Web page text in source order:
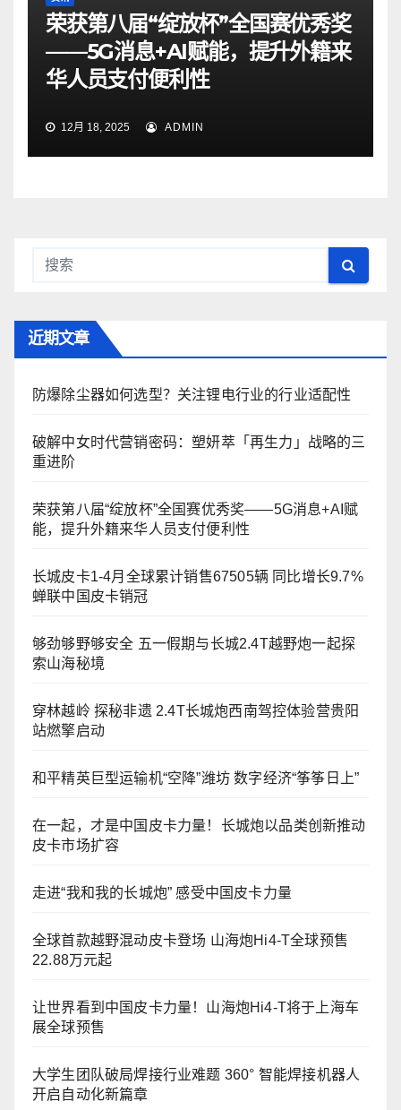
荣获第八届“绽放杯”全国赛优秀奖
——5G消息+AI赋能，提升外籍来
华人员支付便利性
12月 18, 2025 ADMIN
近期文章
防爆除尘器如何选型？关注锂电行业的行业适配性
破解中女时代营销密码：塑妍萃「再生力」战略的三
重进阶
荣获第八届“绽放杯”全国赛优秀奖——5G消息+AI赋
能，提升外籍来华人员支付便利性
长城皮卡1-4月全球累计销售67505辆 同比增长9.7%
蝉联中国皮卡销冠
够劲够野够安全 五一假期与长城2.4T越野炮一起探
索山海秘境
穿林越岭 探秘非遗 2.4T长城炮西南驾控体验营贵阳
站燃擎启动
和平精英巨型运输机“空降”潍坊 数字经济“筝筝日上”
在一起，才是中国皮卡力量！长城炮以品类创新推动
皮卡市场扩容
走进“我和我的长城炮” 感受中国皮卡力量
全球首款越野混动皮卡登场 山海炮Hi4-T全球预售
22.88万元起
让世界看到中国皮卡力量！山海炮Hi4-T将于上海车
展全球预售
大学生团队破局焊接行业难题 360° 智能焊接机器人
开启自动化新篇章